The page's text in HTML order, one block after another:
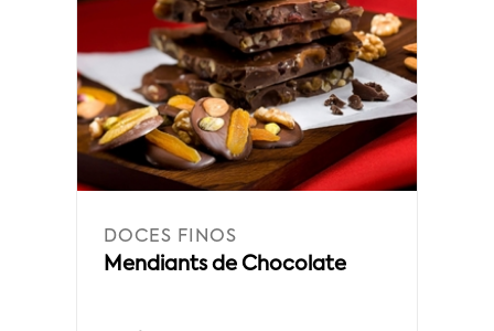
DOCES FINOS
Mendiants de Chocolate